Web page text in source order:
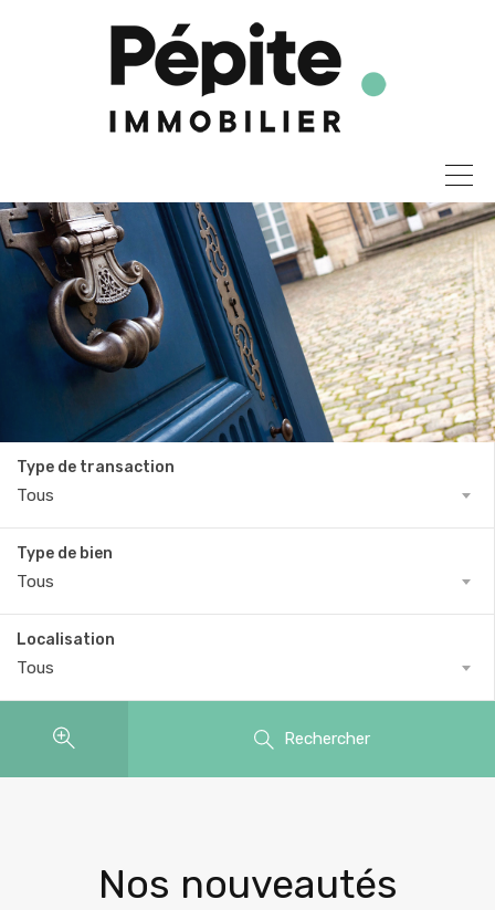
Type de transaction
Tous
Type de bien
Tous
Localisation
Tous
Rechercher
Nos nouveautés